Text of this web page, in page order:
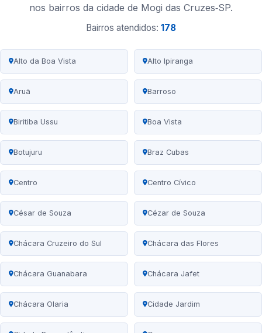
nos bairros da cidade de Mogi das Cruzes‑SP.
Bairros atendidos: 178
Alto da Boa Vista Alto Ipiranga
Aruã Barroso
Biritiba Ussu Boa Vista
Botujuru Braz Cubas
Centro Centro Cívico
César de Souza Cézar de Souza
Chácara Cruzeiro do Sul Chácara das Flores
Chácara Guanabara Chácara Jafet
Chácara Olaria Cidade Jardim